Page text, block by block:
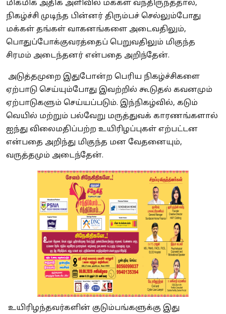
மிகமிக அதிக அளிவில் மக்கள் வந்திருந்ததால்,
நிகழ்ச்சி முடிந்த பின்னர் திரும்பச் செல்லும்போது
மக்கள் தங்கள் வாகனங்களை அடைவதிலும்,
பொதுப்போக்குவரத்தைப் பெறுவதிலும் மிகுந்த
சிரமம் அடைந்தனர் என்பதை அறிந்தேன்.
அடுத்தமுறை இதுபோன்ற பெரிய நிகழ்ச்சிகளை
ஏற்பாடு செய்யும்போது இவற்றில் கூடுதல் கவனமும்
ஏற்பாடுகளும் செய்யப்படும். இந்நிகழ்வில், கடும்
வெயில் மற்றும் பல்வேறு மருத்துவக் காரணங்களால்
ஐந்து விலைமதிப்பற்ற உயிரிழப்புகள் எற்பட்டன
என்பதை அறிந்து மிகுந்த மன வேதனையும்,
வருத்தமும் அடைந்தேன்.
உயிரிழந்தவர்களின் குடும்பங்களுக்கு இது